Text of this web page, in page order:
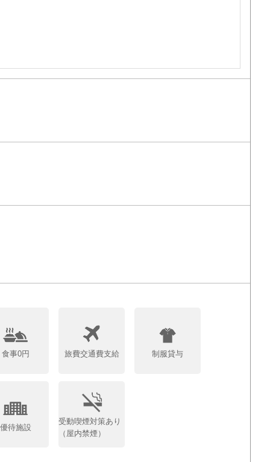
食事0円 旅費交通費支給 制服貸与
優待施設
受動喫煙対策あり
（屋内禁煙）